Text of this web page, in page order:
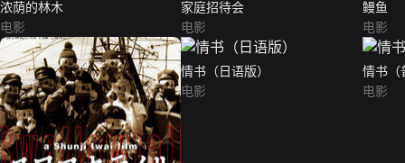
浓荫的林木
电影
家庭招待会
电影
鳗鱼
电影
情书（日语版）
电影
情书（
电影